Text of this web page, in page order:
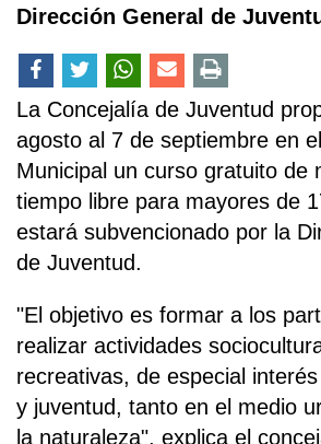
Dirección General de
La Concejalía de Juventud
agosto al 7 de septiembre en
Municipal un curso gratuito de
tiempo libre para mayores de
estará subvencionado por la
de Juventud.
"El objetivo es formar a los
realizar actividades
recreativas, de especial
y juventud, tanto en el medio
la naturaleza", explica el